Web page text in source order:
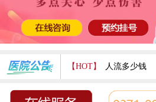
【HOT】 人流多少钱
打胎费用多少